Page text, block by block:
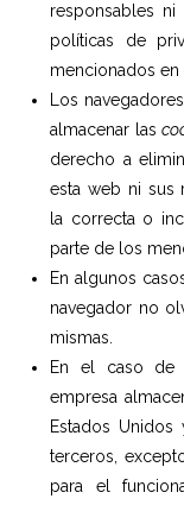
responsables
políticas de
mencionados
Los
almacenar las
derecho a
esta web ni sus
la correcta o
parte de los
En algunos
navegador no
mismas.
En el caso de
empresa
Estados
terceros,
para el